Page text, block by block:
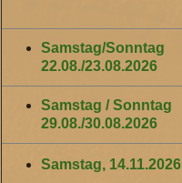
Samstag/Sonntag
22.08./23.08.2026
Samstag / Sonntag
29.08./30.08.2026
Samstag, 14.11.2026